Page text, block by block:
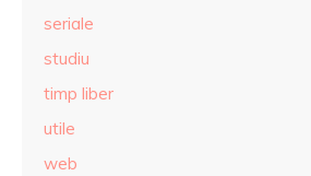
seriale
studiu
timp liber
utile
web